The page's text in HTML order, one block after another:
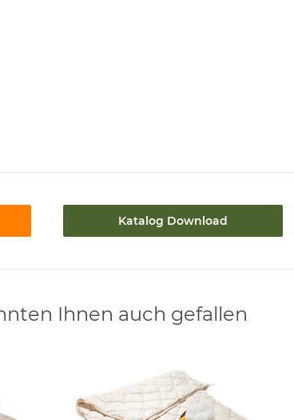
Katalog Download
Ihnen auch gefallen